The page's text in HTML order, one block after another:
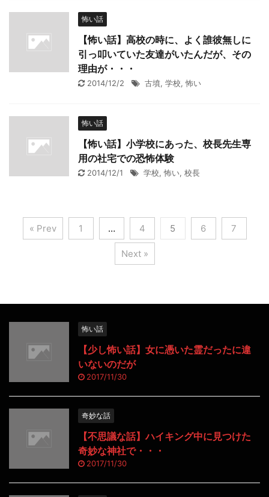
怖い話
【怖い話】高校の時に、よく誰彼無しに
引っ叩いていた友達がいたんだが、その
理由が・・・
2014/12/2 古墳, 学校, 怖い
怖い話
【怖い話】小学校にあった、校長先生専
用の社宅での恐怖体験
2014/12/1 学校, 怖い, 校長
« Prev 1 … 4 5 6 7
Next »
怖い話
【少し怖い話】女に憑いた霊だったに違
いないのだが
2017/11/30
奇妙な話
【不思議な話】ハイキング中に見つけた
奇妙な神社で・・・
2017/11/30